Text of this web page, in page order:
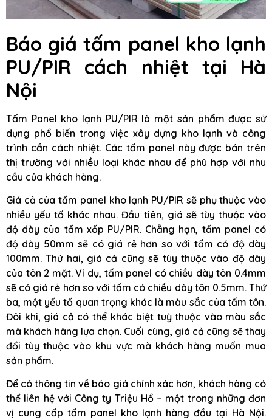
Báo giá tấm panel kho lạnh
PU/PIR cách nhiệt tại Hà
Nội
Tấm Panel kho lạnh PU/PIR là một sản phẩm được sử
dụng phổ biến trong việc xây dựng kho lạnh và công
trình cần cách nhiệt. Các tấm panel này được bán trên
thị trường với nhiều loại khác nhau để phù hợp với nhu
cầu của khách hàng.
Giá cả của tấm panel kho lạnh PU/PIR sẽ phụ thuộc vào
nhiều yếu tố khác nhau. Đầu tiên, giá sẽ tùy thuộc vào
độ dày của tấm xốp PU/PIR. Chẳng hạn, tấm panel có
độ dày 50mm sẽ có giá rẻ hơn so với tấm có độ dày
100mm. Thứ hai, giá cả cũng sẽ tùy thuộc vào độ dày
của tôn 2 mặt. Ví dụ, tấm panel có chiều dày tôn 0.4mm
sẽ có giá rẻ hơn so với tấm có chiều dày tôn 0.5mm. Thứ
ba, một yếu tố quan trọng khác là màu sắc của tấm tôn.
Đôi khi, giá cả có thể khác biệt tuỳ thuộc vào màu sắc
mà khách hàng lựa chọn. Cuối cùng, giá cả cũng sẽ thay
đổi tùy thuộc vào khu vực mà khách hàng muốn mua
sản phẩm.
Để có thông tin về báo giá chính xác hơn, khách hàng có
thể liên hệ với Công ty Triệu Hổ – một trong những đơn
vị cung cấp tấm panel kho lạnh hàng đầu tại Hà Nội.